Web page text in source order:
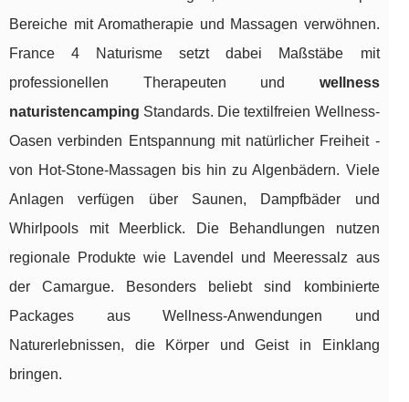
Bereiche mit Aromatherapie und Massagen verwöhnen.
France 4 Naturisme setzt dabei Maßstäbe mit
professionellen Therapeuten und wellness
naturistencamping Standards. Die textilfreien Wellness-
Oasen verbinden Entspannung mit natürlicher Freiheit -
von Hot-Stone-Massagen bis hin zu Algenbädern. Viele
Anlagen verfügen über Saunen, Dampfbäder und
Whirlpools mit Meerblick. Die Behandlungen nutzen
regionale Produkte wie Lavendel und Meeressalz aus
der Camargue. Besonders beliebt sind kombinierte
Packages aus Wellness-Anwendungen und
Naturerlebnissen, die Körper und Geist in Einklang
bringen.